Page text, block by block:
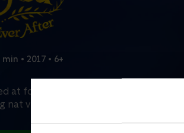
min • 2017 • 6+
at forberede sig til sin kroning, men én
nat vil forandre hendes hår igen!